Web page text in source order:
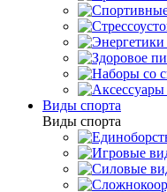
Виды спорта
Виды спорта